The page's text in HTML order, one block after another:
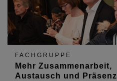
FACHGRUPPE
Mehr Zusammenarbeit,
Austausch und Präsenz